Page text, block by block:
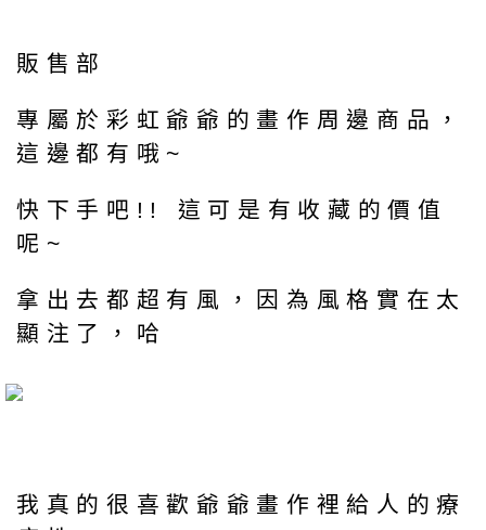
販售部
專屬於彩虹爺爺的畫作周邊商品，
這邊都有哦~
快下手吧!! 這可是有收藏的價值
呢~
拿出去都超有風，因為風格實在太
顯注了，哈
我真的很喜歡爺爺畫作裡給人的療